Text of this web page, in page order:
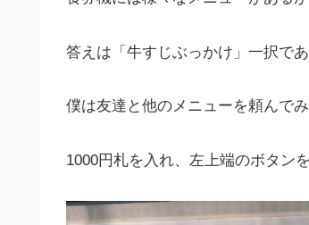
答えは「牛すじぶっかけ」一択であ
僕は友達と他のメニューを頼んで
1000円札を入れ、左上端のボタン